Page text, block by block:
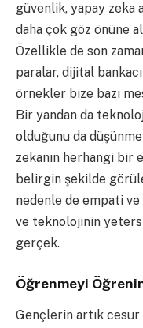
güvenlik, yapay zeka
daha çok göz önüne
Özellikle de son
paralar, dijital
örnekler bize bazı
Bir yandan da
olduğunu da
zekanın herhangi bir
belirgin şekilde
nedenle de empati ve
ve teknolojinin
gerçek.
Öğrenmeyi
Gençlerin artık cesur